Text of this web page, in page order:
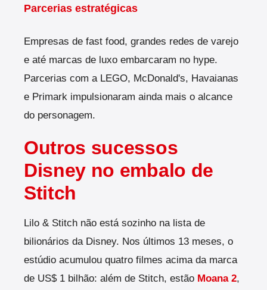
Parcerias estratégicas
Empresas de fast food, grandes redes de varejo
e até marcas de luxo embarcaram no hype.
Parcerias com a LEGO, McDonald's, Havaianas
e Primark impulsionaram ainda mais o alcance
do personagem.
Outros sucessos
Disney no embalo de
Stitch
Lilo & Stitch não está sozinho na lista de
bilionários da Disney. Nos últimos 13 meses, o
estúdio acumulou quatro filmes acima da marca
de US$ 1 bilhão: além de Stitch, estão Moana 2,